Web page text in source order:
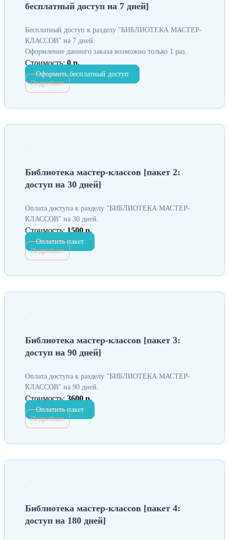
бесплатный доступ на 7 дней]
Бесплатный доступ к разделу "БИБЛИОТЕКА МАСТЕР-
КЛАССОВ" на 7 дней.
Оформление данного заказа возможно только 1 раз.
Стоимость: 0 р.
Оформить бесплатный доступ
Подробнее
Библиотека мастер-классов [пакет 2:
доступ на 30 дней]
Оплата доступа к разделу "БИБЛИОТЕКА МАСТЕР-
КЛАССОВ" на 30 дней.
Стоимость: 1500 р.
Оплатить пакет
Подробнее
Библиотека мастер-классов [пакет 3:
доступ на 90 дней]
Оплата доступа к разделу "БИБЛИОТЕКА МАСТЕР-
КЛАССОВ" на 90 дней.
Стоимость: 3600 р.
Оплатить пакет
Подробнее
Библиотека мастер-классов [пакет 4:
доступ на 180 дней]